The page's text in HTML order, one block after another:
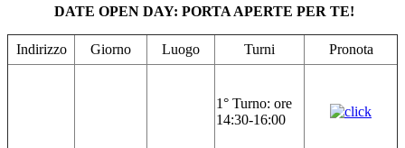
DATE OPEN DAY: PORTA APERTE PER TE!
Indirizzo Giorno Luogo Turni Pronota
1° Turno: ore
14:30-16:00